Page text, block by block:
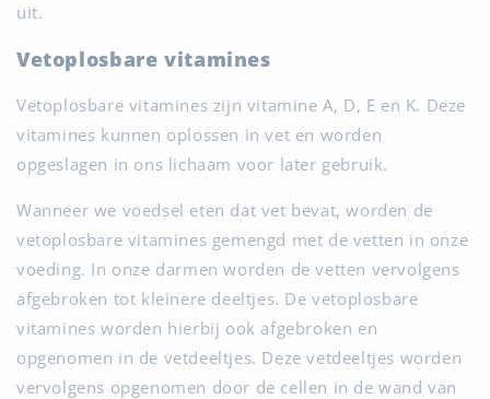
uit.
Vetoplosbare vitamines
Vetoplosbare vitamines zijn vitamine A, D, E en K. Deze
vitamines kunnen oplossen in vet en worden
opgeslagen in ons lichaam voor later gebruik.
Wanneer we voedsel eten dat vet bevat, worden de
vetoplosbare vitamines gemengd met de vetten in onze
voeding. In onze darmen worden de vetten vervolgens
afgebroken tot kleinere deeltjes. De vetoplosbare
vitamines worden hierbij ook afgebroken en
opgenomen in de vetdeeltjes. Deze vetdeeltjes worden
vervolgens opgenomen door de cellen in de wand van